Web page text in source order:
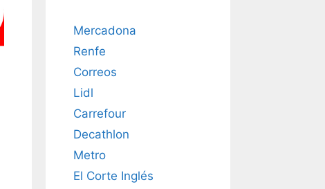
Mercadona
Renfe
Correos
Lidl
Carrefour
Decathlon
Metro
El Corte Inglés